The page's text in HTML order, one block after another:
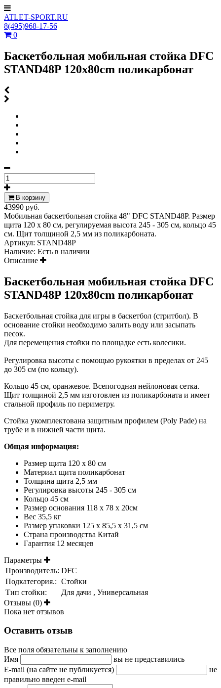
ATLET-SPORT.RU
8(495)968-17-56
0
Баскетбольная мобильная стойка DFC
STAND48P 120x80cm поликарбонат
В корзину
43990 руб.
Мобильная баскетбольная стойка 48" DFC STAND48P. Размер
щита 120 х 80 см, регулируемая высота 245 - 305 см, кольцо 45
см. Щит толщиной 2,5 мм из поликарбоната.
Артикул: STAND48P
Наличие: Есть в наличии
Описание
Баскетбольная мобильная стойка DFC
STAND48P 120x80cm поликарбонат
Баскетбольная стойка для игры в баскетбол (стритбол). В
основание стойки необходимо залить воду или засыпать
песок.
Для перемещения стойки по площадке есть колесики.
Регулировка высоты с помощью рукоятки в пределах от 245
до 305 см (по кольцу).
Кольцо 45 см, оранжевое. Всепогодная нейлоновая сетка.
Щит толщиной 2,5 мм изготовлен из поликарбоната и имеет
стальной профиль по периметру.
Стойка укомплектована защитным профилем (Poly Pade) на
трубе и в нижней части щита.
Общая информация:
Размер щита 120 х 80 см
Материал щита поликарбонат
Толщина щита 2,5 мм
Регулировка высоты 245 - 305 см
Кольцо 45 см
Размер основания 118 х 78 х 20см
Вес 35,5 кг
Размер упаковки 125 х 85,5 х 31,5 см
Страна производства Китай
Гарантия 12 месяцев
Параметры
Производитель: DFC
Подкатегория.: Стойки
Тип стойки:
Для дачи , Универсальная
Отзывы (0)
Пока нет отзывов
Оставить отзыв
Все поля обязательны к заполнению
Имя
вы не представились
E-mail (на сайте не публикуется)
не
правильно введен e-mail